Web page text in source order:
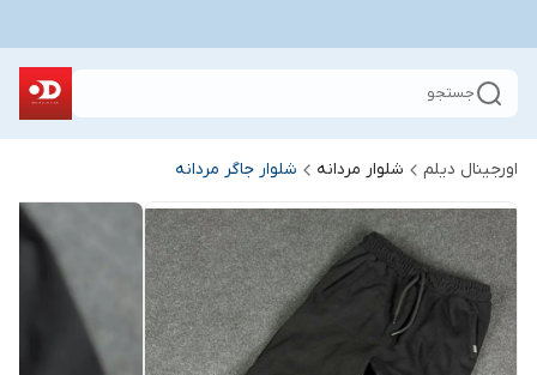
جستجو
اورجینال دیلم شلوار مردانه شلوار جاگر مردانه